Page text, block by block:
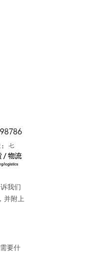
我们
并附上
要什